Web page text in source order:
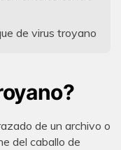
de virus troyano
de un archivo o
del caballo de